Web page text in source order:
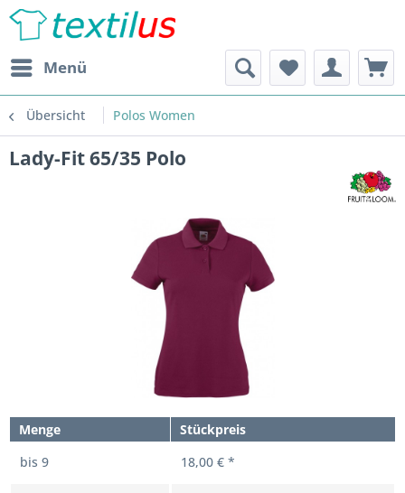
Menü
Übersicht Polos Women
Lady-Fit 65/35 Polo
Menge
Stückpreis
bis 9 18,00 € *